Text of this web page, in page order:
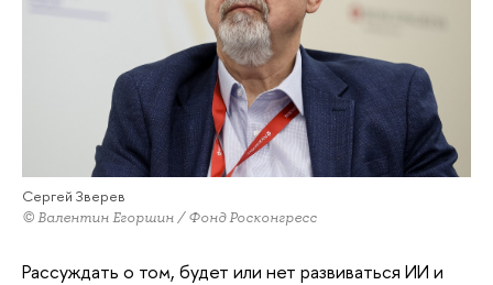
Сергей Зверев
© Валентин Егоршин / Фонд Росконгресс
Рассуждать о том, будет или нет развиваться ИИ и